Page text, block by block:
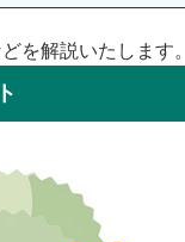
を解説いたします。